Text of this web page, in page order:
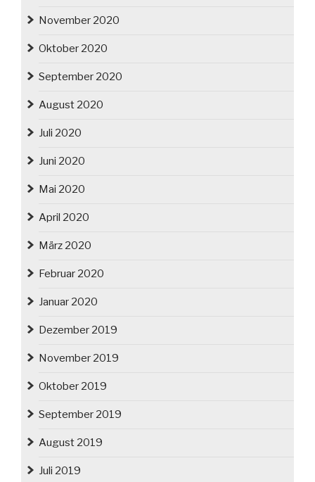
November 2020
Oktober 2020
September 2020
August 2020
Juli 2020
Juni 2020
Mai 2020
April 2020
März 2020
Februar 2020
Januar 2020
Dezember 2019
November 2019
Oktober 2019
September 2019
August 2019
Juli 2019